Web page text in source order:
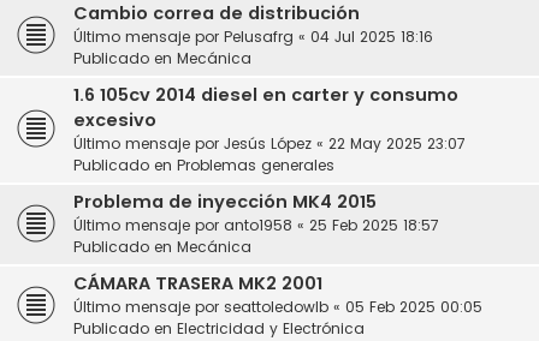
Cambio correa de distribución
Último mensaje por Pelusafrg « 04 Jul 2025 18:16
Publicado en Mecánica
1.6 105cv 2014 diesel en carter y consumo
excesivo
Último mensaje por Jesús López « 22 May 2025 23:07
Publicado en Problemas generales
Problema de inyección MK4 2015
Último mensaje por anto1958 « 25 Feb 2025 18:57
Publicado en Mecánica
CÁMARA TRASERA MK2 2001
Último mensaje por seattoledowlb « 05 Feb 2025 00:05
Publicado en Electricidad y Electrónica